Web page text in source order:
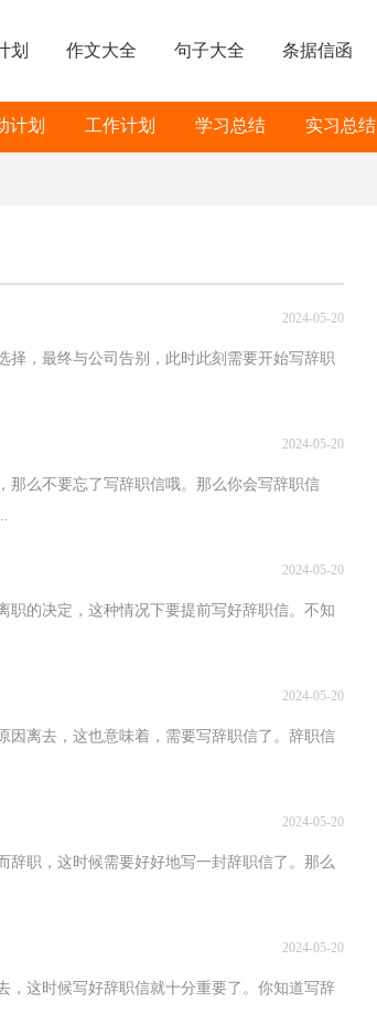
划 作文大全 句子大全 条据信函
实习总结
学习总结
工作计划
计划
2024-05-20
择，最终与公司告别，此时此刻需要开始写辞职
2024-05-20
那么不要忘了写辞职信哦。那么你会写辞职信
2024-05-20
职的决定，这种情况下要提前写好辞职信。不知
2024-05-20
因离去，这也意味着，需要写辞职信了。辞职信
2024-05-20
辞职，这时候需要好好地写一封辞职信了。那么
2024-05-20
，这时候写好辞职信就十分重要了。你知道写辞